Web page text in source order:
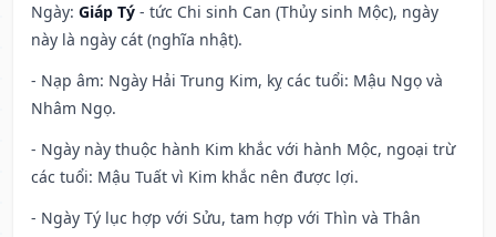
Ngày: Giáp Tý - tức Chi sinh Can (Thủy sinh Mộc), ngày
này là ngày cát (nghĩa nhật).
- Nạp âm: Ngày Hải Trung Kim, kỵ các tuổi: Mậu Ngọ và
Nhâm Ngọ.
- Ngày này thuộc hành Kim khắc với hành Mộc, ngoại trừ
các tuổi: Mậu Tuất vì Kim khắc nên được lợi.
- Ngày Tý lục hợp với Sửu, tam hợp với Thìn và Thân